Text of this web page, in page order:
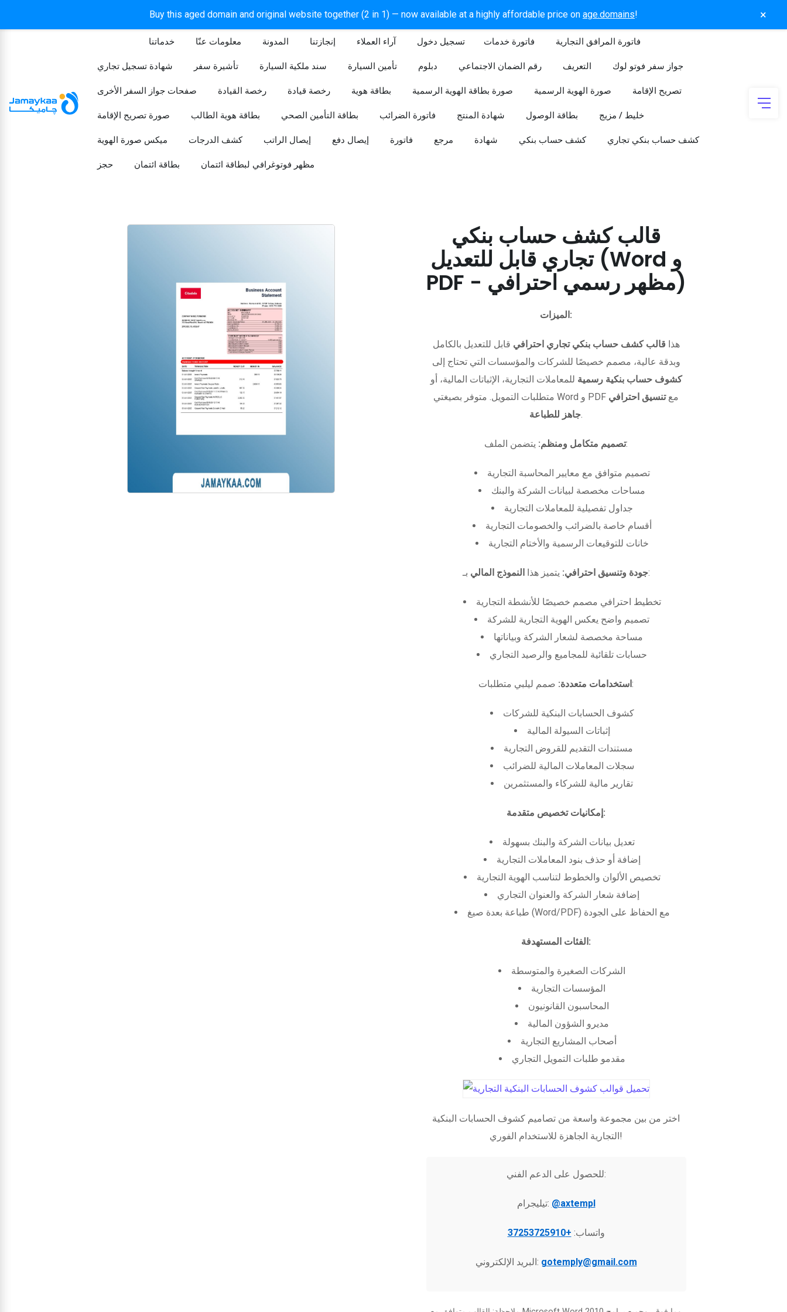
Buy this aged domain and original website together (2 in 1) — now available at a highly affordable price on age.domains! ×
خدماتنا معلومات عنّا المدونة إنجازتنا آراء العملاء تسجيل دخول​ فاتورة خدمات فاتورة المرافق التجارية
شهادة تسجيل تجاري تأشيرة سفر سند ملكية السيارة تأمين السيارة دبلوم رقم الضمان الاجتماعي التعريف جواز سفر فوتو لوك
صفحات جواز السفر الأخرى رخصة القيادة رخصة قيادة بطاقة هوية صورة بطاقة الهوية الرسمية صورة الهوية الرسمية تصريح الإقامة
صورة تصريح الإقامة بطاقة هوية الطالب بطاقة التأمين الصحي فاتورة الضرائب شهادة المنتج بطاقة الوصول خليط / مزيج
ميكس صورة الهوية كشف الدرجات إيصال الراتب إيصال دفع فاتورة مرجع شهادة كشف حساب بنكي كشف حساب بنكي تجاري
حجز بطاقة ائتمان مظهر فوتوغرافي لبطاقة ائتمان
قالب كشف حساب بنكي
تجاري قابل للتعديل (Word و
PDF - مظهر رسمي احترافي)
الميزات:
هذا قالب كشف حساب بنكي تجاري احترافي قابل للتعديل بالكامل
وبدقة عالية، مصمم خصيصًا للشركات والمؤسسات التي تحتاج إلى
كشوف حساب بنكية رسمية للمعاملات التجارية، الإثباتات المالية، أو
متطلبات التمويل. متوفر بصيغتي Word و PDF معتنسيق احترافي
جاهز للطباعة.
تصميم متكامل ومنظم:يتضمن الملف:
تصميم متوافق مع معايير المحاسبة التجارية
مساحات مخصصة لبيانات الشركة والبنك
جداول تفصيلية للمعاملات التجارية
أقسام خاصة بالضرائب والخصومات التجارية
خانات للتوقيعات الرسمية والأختام التجارية
جودة وتنسيق احترافي: يتميز هذا النموذج المالي بـ:
تخطيط احترافي مصمم خصيصًا للأنشطة التجارية
تصميم واضح يعكس الهوية التجارية للشركة
مساحة مخصصة لشعار الشركة وبياناتها
حسابات تلقائية للمجاميع والرصيد التجاري
استخدامات متعددة:صمم ليلبي متطلبات:
كشوف الحسابات البنكية للشركات
إثباتات السيولة المالية
مستندات التقديم للقروض التجارية
سجلات المعاملات المالية للضرائب
تقارير مالية للشركاء والمستثمرين
إمكانيات تخصيص متقدمة:
تعديل بيانات الشركة والبنك بسهولة
إضافة أو حذف بنود المعاملات التجارية
تخصيص الألوان والخطوط لتناسب الهوية التجارية
إضافة شعار الشركة والعنوان التجاري
طباعة بعدة صيغ (Word/PDF) مع الحفاظ على الجودة
الفئات المستهدفة:
الشركات الصغيرة والمتوسطة
المؤسسات التجارية
المحاسبون القانونيون
مديرو الشؤون المالية
أصحاب المشاريع التجارية
مقدمو طلبات التمويل التجاري
اختر من بين مجموعة واسعة من تصاميم كشوف الحسابات البنكية
التجارية الجاهزة للاستخدام الفوري!
للحصول على الدعم الفني:
تيليجرام: @axtempl
واتساب: +37253725910
البريد الإلكتروني: gotemply@gmail.com